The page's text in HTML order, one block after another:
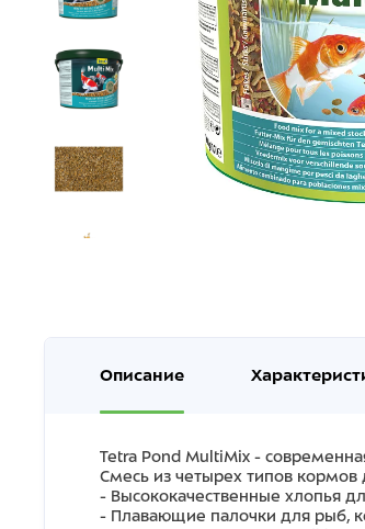
Описание
Tetra Pond MultiMix -
Смесь из четырех типов
- Высококачественные хлопья
- Плавающие палочки для рыб,